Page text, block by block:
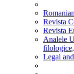
Revista
Revista
Analele
Legal